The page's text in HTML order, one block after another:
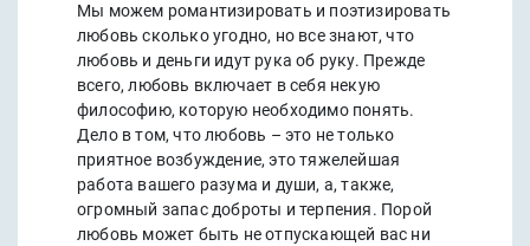
Мы можем романтизировать и поэтизировать
любовь сколько угодно, но все знают, что
любовь и деньги идут рука об руку. Прежде
всего, любовь включает в себя некую
философию, которую необходимо понять.
Дело в том, что любовь – это не только
приятное возбуждение, это тяжелейшая
работа вашего разума и души, а, также,
огромный запас доброты и терпения. Порой
любовь может быть не отпускающей вас ни